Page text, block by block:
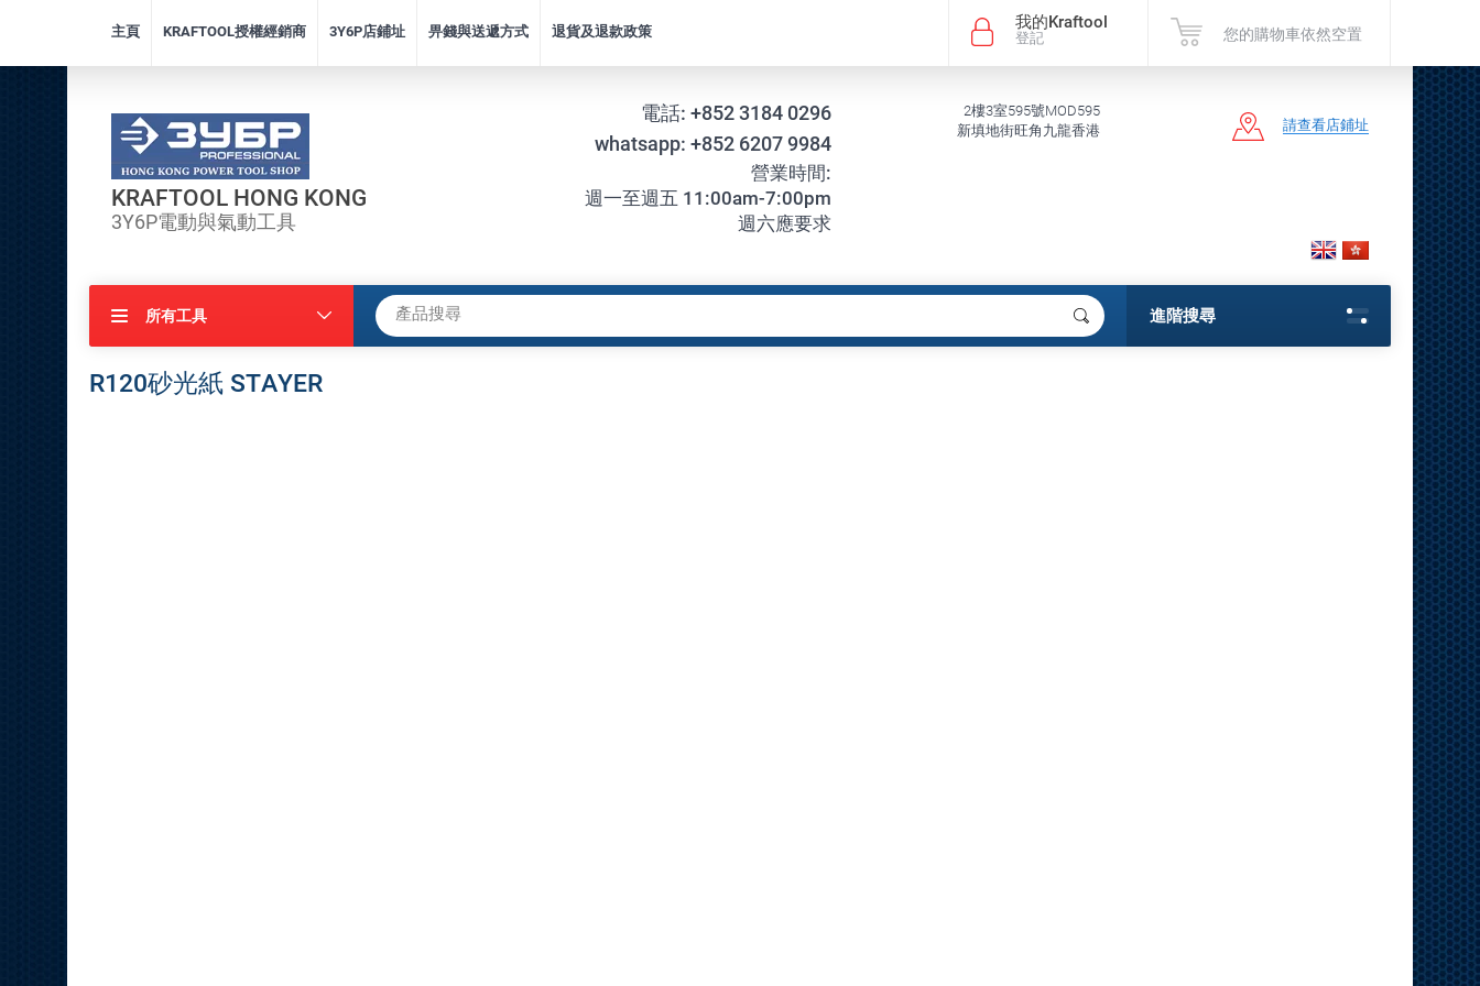
我的Kraftool
登記 您的購物車依然空置
主頁 KRAFTOOL授權經銷商 3Y6P店鋪址 畀錢與送遞方式 退貨及退款政策
KRAFTOOL HONG KONG
3Y6P電動與氣動工具
電話: +852 3184 0296
whatsapp: +852 6207 9984
營業時間:
週一至週五 11:00am-7:00pm
週六應要求
2樓3室595號MOD595
新填地街旺角九龍香港
請查看店鋪址
所有工具 進階搜尋
R120砂光紙 STAYER